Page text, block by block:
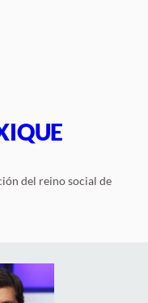
del reino social de